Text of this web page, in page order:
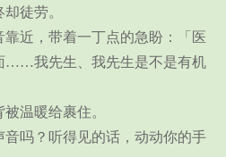
徒劳。
近，带着一丁点的急盼：「医
……我先生、我先生是不是有机
温暖给裹住。
吗？听得见的话，动动你的手